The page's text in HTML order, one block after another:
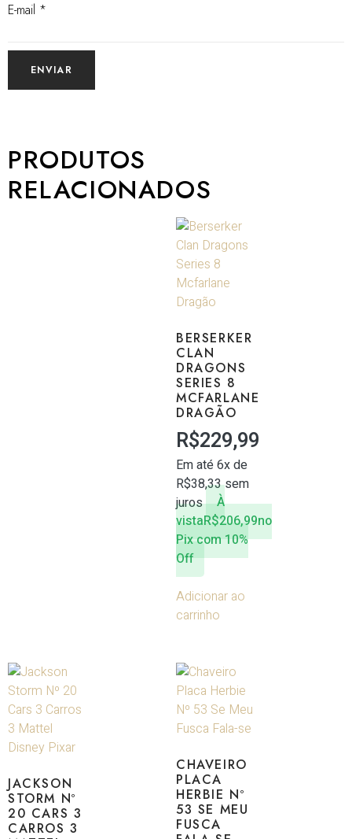
E-mail *
PRODUTOS
RELACIONADOS
BERSERKER
CLAN
DRAGONS
SERIES 8
MCFARLANE
DRAGÃO
R$229,99
Em até 6x de
R$38,33sem
juros
À
vistaR$206,99no
Pix com 10%
Off
Adicionar ao
carrinho
JACKSON
STORM Nº
20 CARS 3
CARROS 3
CHAVEIRO
PLACA
HERBIE Nº
53 SE MEU
FUSCA